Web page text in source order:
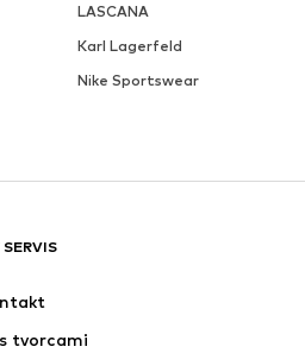
LASCANA
Karl Lagerfeld
Nike Sportswear
tvorcami